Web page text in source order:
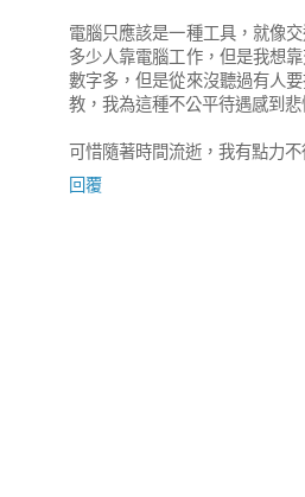
電腦只應該是一種工具，就像
多少人靠電腦工作，但是我想
數字多，但是從來沒聽過有人
教，我為這種不公平待遇感到悲
可惜隨著時間流逝，我有點力不
回覆